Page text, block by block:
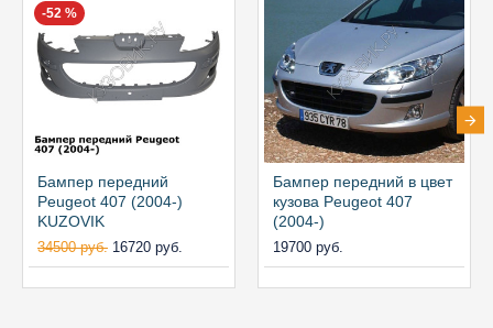
-52 %
Бампер передний
Peugeot 407 (2004-)
KUZOVIK
34500 руб. 16720 руб.
Бампер передний в цвет
кузова Peugeot 407
(2004-)
19700 руб.